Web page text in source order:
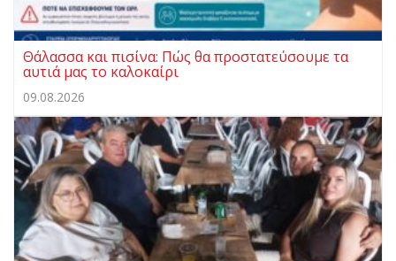
Θάλασσα και πισίνα: Πώς θα προστατεύσουμε τα
αυτιά μας το καλοκαίρι
09.08.2026